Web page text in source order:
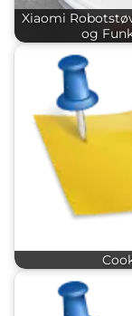
Xiaomi
og